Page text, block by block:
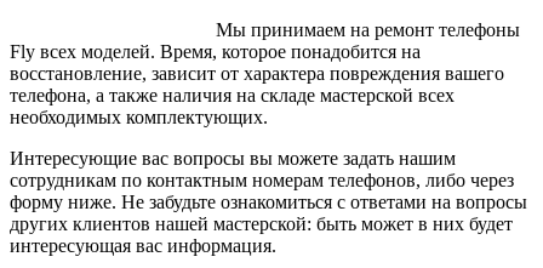
Мы принимаем на ремонт телефоны
Fly всех моделей. Время, которое понадобится на
восстановление, зависит от характера повреждения вашего
телефона, а также наличия на складе мастерской всех
необходимых комплектующих.
Интересующие вас вопросы вы можете задать нашим
сотрудникам по контактным номерам телефонов, либо через
форму ниже. Не забудьте ознакомиться с ответами на вопросы
других клиентов нашей мастерской: быть может в них будет
интересующая вас информация.